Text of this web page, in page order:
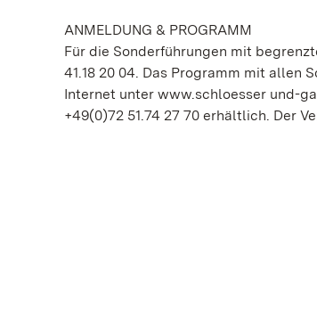
ANMELDUNG & PROGRAMM
Für die Sonderführungen mit
41.18 20 04. Das Programm mit allen
Internet unter www.schloesser und-
+49(0)72 51.74 27 70 erhältlich. Der